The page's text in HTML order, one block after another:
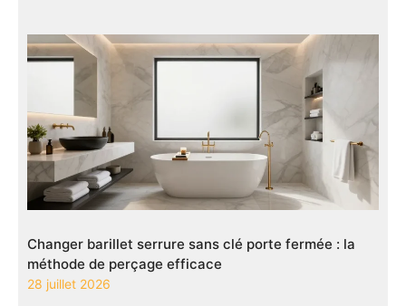
Changer barillet serrure sans clé porte fermée : la
méthode de perçage efficace
28 juillet 2026